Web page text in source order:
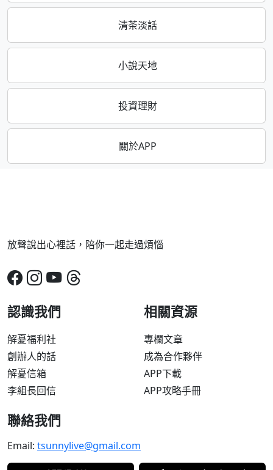
清茶淡話
小說天地
投資理財
關於APP
放聲說出心裡話，陪你一起走過煩惱
認識我們
解憂福利社
創辦人的話
解憂信箱
李組長回信
相關資源
專欄文章
成為合作夥伴
APP下載
APP攻略手冊
聯絡我們
Email: tsunnylive@gmail.com